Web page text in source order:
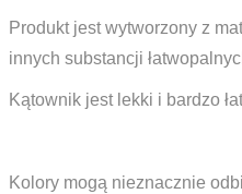
Produkt jest wytworzony z
innych substancji
Kątownik jest lekki i bardzo
Kolory mogą nieznacznie